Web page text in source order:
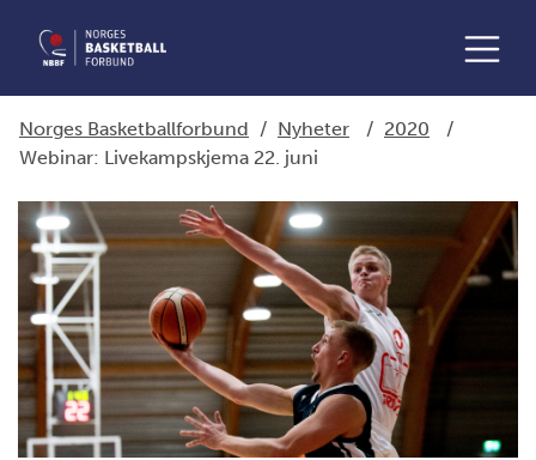
Norges Basketballforbund / Nyheter / 2020
/
Webinar: Livekampskjema 22. juni